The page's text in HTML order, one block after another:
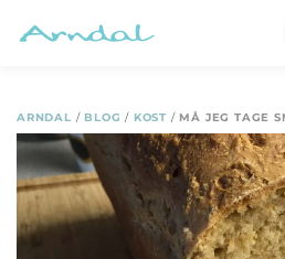
ARNDAL / BLOG / KOST / MÅ JEG TAGE